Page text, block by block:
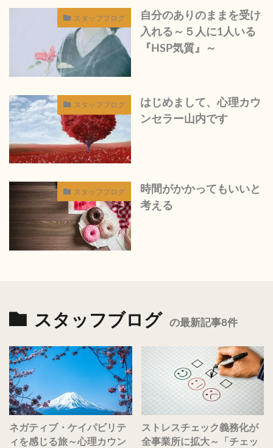
スタッフブログ
自分のありのままを受け
入れる～５人に1人いる
『HSP気質』～
スタッフブログ
はじめまして、心理カウ
ンセラー山内です
スタッフブログ
時間がかかってもいいと
考える
スタッフブログ の最新記事8件
ネガティブ・ケイパビリテ
ィを感じる旅～心理カウン
ストレスチェック義務化が
全事業所に拡大～「チェッ